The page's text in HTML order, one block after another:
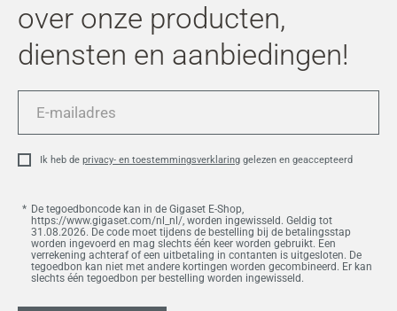
Customer Account
Shift+Alt+A
over onze producten,
diensten en aanbiedingen!
mailadres
Ik heb de privacy- en toestemmingsverklaring gelezen en geaccepteerd
De tegoedboncode kan in de Gigaset E-Shop,
https://www.gigaset.com/nl_nl/, worden ingewisseld. Geldig tot
31.08.2026. De code moet tijdens de bestelling bij de betalingsstap
worden ingevoerd en mag slechts één keer worden gebruikt. Een
verrekening achteraf of een uitbetaling in contanten is uitgesloten. De
tegoedbon kan niet met andere kortingen worden gecombineerd. Er kan
slechts één tegoedbon per bestelling worden ingewisseld.